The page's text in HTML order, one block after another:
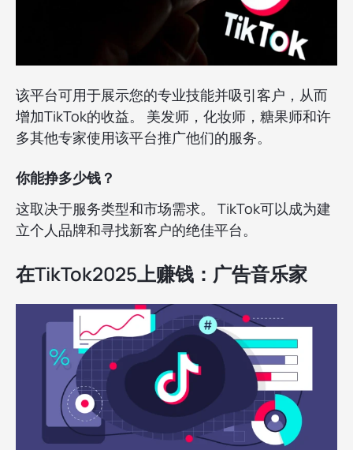
该平台可用于展示您的专业技能并吸引客户，从而
增加TikTok的收益。 美发师，化妆师，糖果师和许
多其他专家使用该平台推广他们的服务。
你能挣多少钱？
这取决于服务类型和市场需求。 TikTok可以成为建
立个人品牌和寻找新客户的绝佳平台。
在TikTok2025上赚钱：广告音乐家